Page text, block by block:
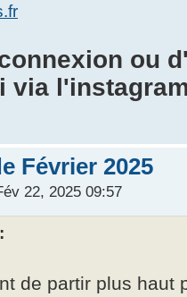
ou
via
Février 2025
22, 2025 09:57
de partir plus haut